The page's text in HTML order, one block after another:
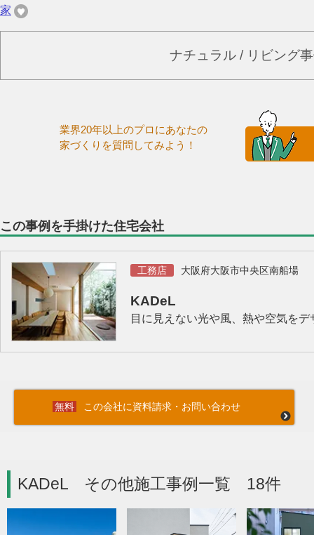
家
ナチュラル / リビング
業界20年以上のプロにあなたの
家づくりを質問してみよう！
この事例を手掛けた住宅会社
工務店 大阪府大阪市中央区南船場
KADeL
目に見えない光や風、熱や空気を
この会社に資料請求・お問い合わせ
KADeL その他施工事例一覧 18件